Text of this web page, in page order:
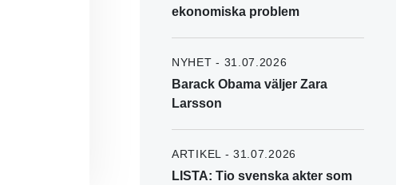
ekonomiska problem
NYHET - 31.07.2026
Barack Obama väljer Zara
Larsson
ARTIKEL - 31.07.2026
LISTA: Tio svenska akter som